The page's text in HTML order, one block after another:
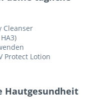
Cleanser
Protect Lotion
Hautgesundheit